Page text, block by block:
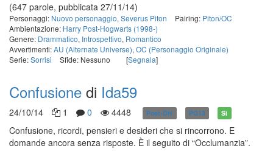
(647 parole, pubblicata 27/11/14)
Personaggi: Nuovo personaggio, Severus Piton Pairing: Piton/OC
Ambientazione: Harry Post-Hogwarts (1998-)
Genere: Drammatico, Introspettivo, Romantico
Avvertimenti:AU (Alternate Universe), OC (Personaggio Originale)
Serie:Sorrisi Sfide: Nessuno [Segnala]
Confusione di Ida59
24/10/14 1 0 4448 Post-DH PG13 Sì
Confusione, ricordi, pensieri e desideri che si rincorrono. E
domande ancora senza risposte. È il seguito di “Occlumanzia”.